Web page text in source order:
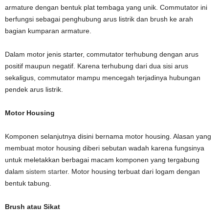
armature dengan bentuk plat tembaga yang unik. Commutator ini
berfungsi sebagai penghubung arus listrik dan brush ke arah
bagian kumparan armature.
Dalam motor jenis starter, commutator terhubung dengan arus
positif maupun negatif. Karena terhubung dari dua sisi arus
sekaligus, commutator mampu mencegah terjadinya hubungan
pendek arus listrik.
Motor Housing
Komponen selanjutnya disini bernama motor housing. Alasan yang
membuat motor housing diberi sebutan wadah karena fungsinya
untuk meletakkan berbagai macam komponen yang tergabung
dalam sistem starter. Motor housing terbuat dari logam dengan
bentuk tabung.
Brush atau Sikat